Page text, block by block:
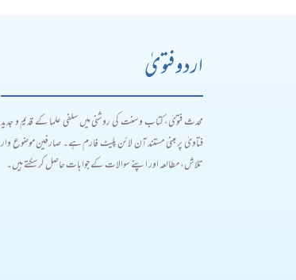
اردو فتویٰ
محدث فتویٰ، کتاب و سنت کی روشنی میں سلفی علما کے قدیم و جدید
فتاویٰ پر مبنی مستند آن لائن پلیٹ فارم ہے۔ صارفین موضوع وار
تلاش، مطالعہ اور اپنے سوالات کے جوابات حاصل کر سکتے ہیں۔